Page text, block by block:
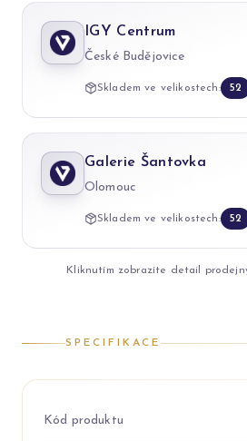
IGY Centrum
České Budějovice
Skladem ve velikostech: 52
Galerie Šantovka
Olomouc
Skladem ve velikostech: 52
Kliknutím zobrazíte detail
SPECIFIKACE
Kód produktu